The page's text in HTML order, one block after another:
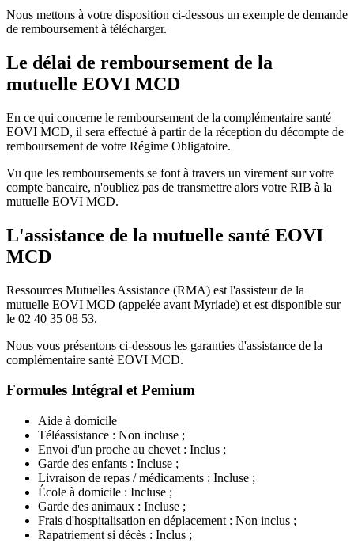
Nous mettons à votre disposition ci-dessous un exemple de demande
de remboursement à télécharger.
Le délai de remboursement de la
mutuelle EOVI MCD
En ce qui concerne le remboursement de la complémentaire santé
EOVI MCD, il sera effectué à partir de la réception du décompte de
remboursement de votre Régime Obligatoire.
Vu que les remboursements se font à travers un virement sur votre
compte bancaire, n'oubliez pas de transmettre alors votre RIB à la
mutuelle EOVI MCD.
L'assistance de la mutuelle santé EOVI
MCD
Ressources Mutuelles Assistance (RMA) est l'assisteur de la
mutuelle EOVI MCD (appelée avant Myriade) et est disponible sur
le 02 40 35 08 53.
Nous vous présentons ci-dessous les garanties d'assistance de la
complémentaire santé EOVI MCD.
Formules Intégral et Pemium
Aide à domicile
Téléassistance : Non incluse ;
Envoi d'un proche au chevet : Inclus ;
Garde des enfants : Incluse ;
Livraison de repas / médicaments : Incluse ;
École à domicile : Incluse ;
Garde des animaux : Incluse ;
Frais d'hospitalisation en déplacement : Non inclus ;
Rapatriement si décès : Inclus ;